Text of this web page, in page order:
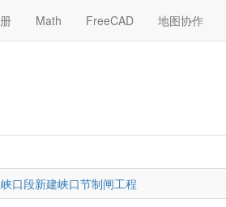
Math FreeCAD 地图协作
口段新建峡口节制闸工程